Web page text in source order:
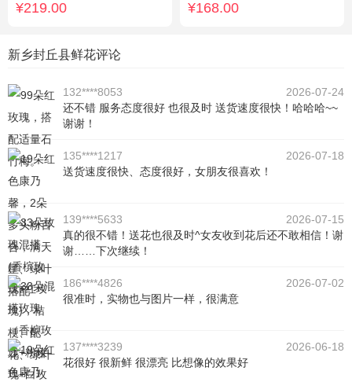
¥219.00 ¥168.00
新乡封丘县鲜花评论
132****8053
2026-07-24
还不错 服务态度很好 也很及时 送货速度很快！哈哈哈~~
谢谢！
135****1217
2026-07-18
送货速度很快、态度很好，女朋友很喜欢！
139****5633
2026-07-15
真的很不错！送花也很及时^女友收到花后还不敢相信！谢
谢……下次继续！
186****4826
2026-07-02
很准时，实物也与图片一样，很满意
137****3239
2026-06-18
花很好 很新鲜 很漂亮 比想像的效果好